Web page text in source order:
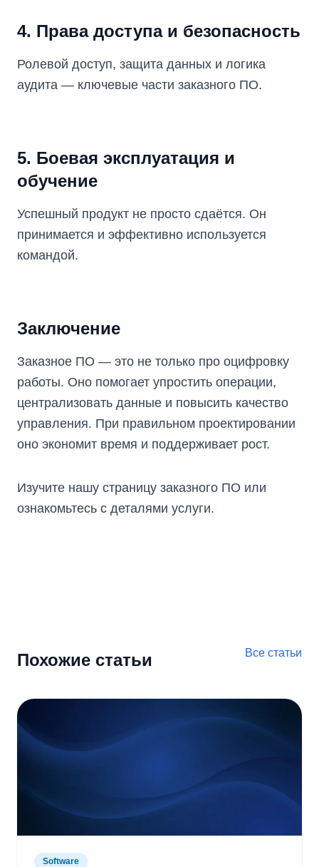
4. Права доступа и безопасность
Ролевой доступ, защита данных и логика
аудита — ключевые части заказного ПО.
5. Боевая эксплуатация и
обучение
Успешный продукт не просто сдаётся. Он
принимается и эффективно используется
командой.
Заключение
Заказное ПО — это не только про оцифровку
работы. Оно помогает упростить операции,
централизовать данные и повысить качество
управления. При правильном проектировании
оно экономит время и поддерживает рост.
Изучите нашу страницу заказного ПО или
ознакомьтесь с деталями услуги.
Похожие статьи Все статьи
Software